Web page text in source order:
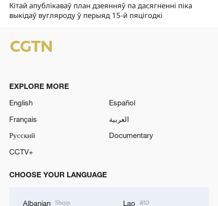
Кітай апублікаваў план дзеянняў па дасягненні піка
выкідаў вугляроду ў перыяд 15-й пяцігодкі
EXPLORE MORE
English
Español
Français
العربية
Русский
Documentary
CCTV+
CHOOSE YOUR LANGUAGE
Albanian Shqip Lao ລາວ